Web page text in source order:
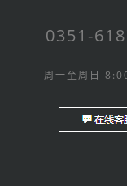
0351-
周一至周日